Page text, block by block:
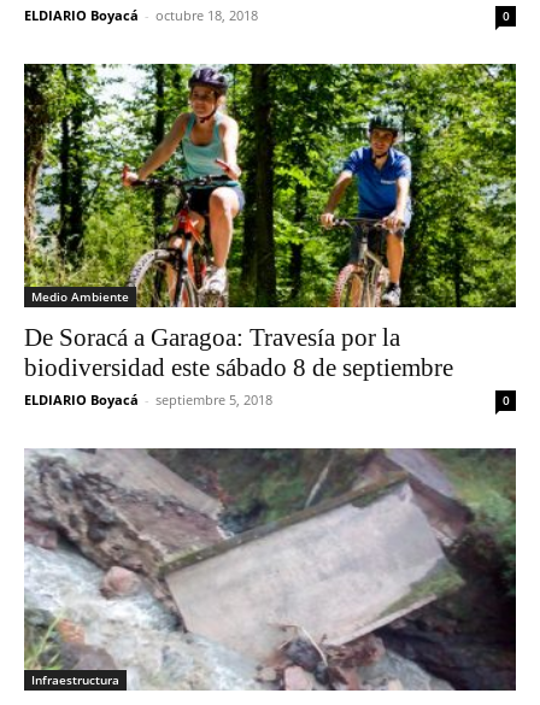
ELDIARIO Boyacá - octubre 18, 2018 0
Medio Ambiente
De Soracá a Garagoa: Travesía por la
biodiversidad este sábado 8 de septiembre
ELDIARIO Boyacá - septiembre 5, 2018 0
Infraestructura